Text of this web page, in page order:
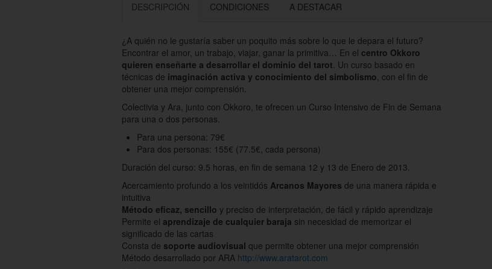
DESCRIPCIÓN CONDICIONES A DESTACAR
¿A quién no le gustaría saber un poquito más sobre lo que le depara el futuro?
Encontrar el amor, un trabajo, viajar, ganar la primitiva… En el centro Okkoro
quieren enseñarte a desarrollar el dominio del tarot. Un curso basado en
técnicas de imaginación activa y conocimiento del simbolismo, con el fin de
obtener una mejor comprensión.
Colectivia y Ara, junto con Okkoro, te ofrecen un Curso Intensivo de Fin de Semana
para una o dos personas.
Para una persona: 79€
Para dos personas: 155€ (77.5€, cada persona)
Duración del curso: 9.5 horas, en fin de semana 12 y 13 de Enero de 2013.
Acercamiento profundo a los veintidós Arcanos Mayores de una manera rápida e
intuitiva
Método eficaz, sencillo y preciso de interpretación, de fácil y rápido aprendizaje
Permite el aprendizaje de cualquier baraja sin necesidad de memorizar el
significado de las cartas
Consta de soporte audiovisual que permite obtener una mejor comprensión
Método desarrollado por ARA http://www.aratarot.com